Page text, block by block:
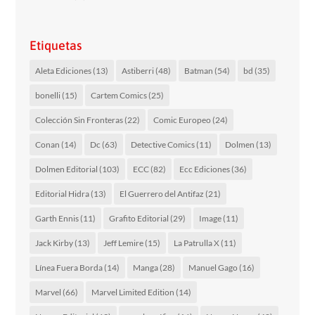
Etiquetas
Aleta Ediciones(13) Astiberri(48) Batman (54) bd (35)
bonelli(15) Cartem Comics(25)
Colección Sin Fronteras(22) Comic Europeo (24)
Conan (14) Dc (63) Detective Comics(11) Dolmen (13)
Dolmen Editorial (103) ECC(82) Ecc Ediciones(36)
Editorial Hidra(13) El Guerrero del Antifaz (21)
Garth Ennis(11) Grafito Editorial (29) Image(11)
Jack Kirby(13) Jeff Lemire(15) La Patrulla X(11)
Línea Fuera Borda(14) Manga(28) Manuel Gago (16)
Marvel (66) Marvel Limited Edition (14)